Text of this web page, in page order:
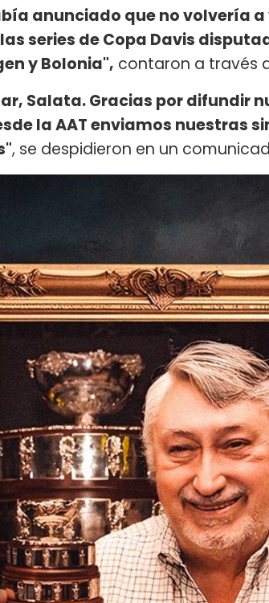
anunciado que no volvería
series de Copa Davis
y Bolonia", contaron a través
Salata. Gracias por difundir
la AAT enviamos nuestras
, se despidieron en un